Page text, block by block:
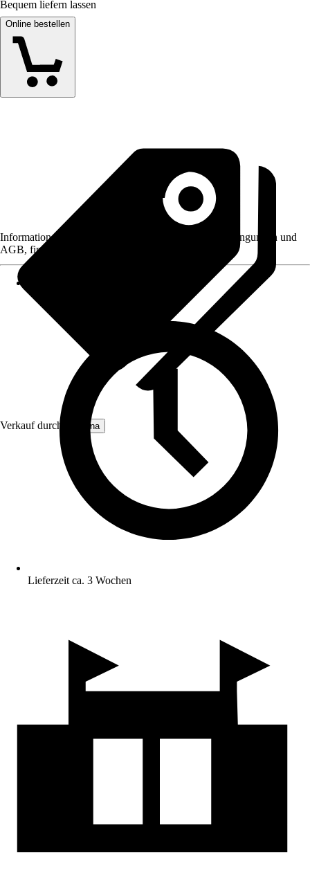
Bequem liefern lassen
Online bestellen
Verkauf durch: Moluna
Informationen des Verkäufers, wie z. B. Rückgabebedingungen und
AGB, finden Sie bei Klick auf den Verkäufernamen.
Lieferzeit ca. 3 Wochen